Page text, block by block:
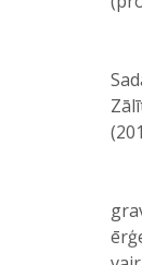
I.